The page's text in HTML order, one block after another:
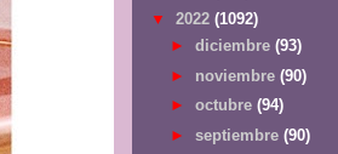
▼ 2022 (1092)
► diciembre (93)
► noviembre (90)
► octubre (94)
► septiembre (90)